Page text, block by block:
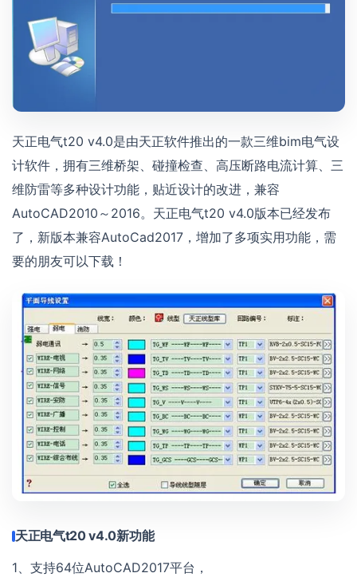
天正电气t20 v4.0是由天正软件推出的一款三维bim电气设
计软件，拥有三维桥架、碰撞检查、高压断路电流计算、三
维防雷等多种设计功能，贴近设计的改进，兼容
AutoCAD2010～2016。天正电气t20 v4.0版本已经发布
了，新版本兼容AutoCad2017，增加了多项实用功能，需
要的朋友可以下载！
天正电气t20 v4.0新功能
1、支持64位AutoCAD2017平台，